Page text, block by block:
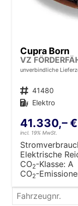
Cupra Born
unverbindliche
Fahrzeugnr. 41480
Kraftstoff Elektro
41.330,– €
incl. 19% MwSt.
Elektrische
CO2-Klasse: A
CO2-
Fahrzeugnr.